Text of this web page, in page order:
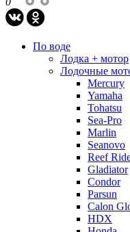
По воде
Лодка + мотор
Лодочные
Mercury
Yamaha
Tohatsu
Sea-Pro
Marlin
Seanovo
Reef
Gladiator
Condor
Parsun
Calon
HDX